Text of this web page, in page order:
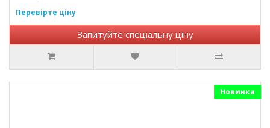
Перевірте ціну
Запитуйте спеціальну ціну
Новинка